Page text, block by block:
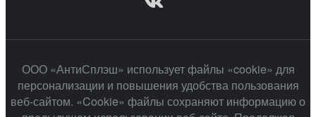
ООО «АнтиСплэш» использует файлы «cookie» для
персонализации и повышения удобства пользования
веб-сайтом. «Cookie» файлы сохраняют информацию о